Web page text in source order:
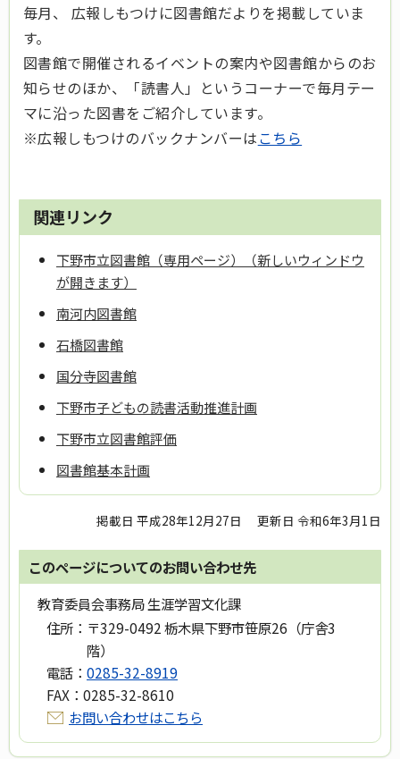
毎月、 広報しもつけに図書館だよりを掲載していま
す。
図書館で開催されるイベントの案内や図書館からのお
知らせのほか、「読書人」というコーナーで毎月テー
マに沿った図書をご紹介しています。
※広報しもつけのバックナンバーはこちら
関連リンク
下野市立図書館（専用ページ）（新しいウィンドウ
が開きます）
南河内図書館
石橋図書館
国分寺図書館
下野市子どもの読書活動推進計画
下野市立図書館評価
図書館基本計画
掲載日 平成28年12月27日 更新日 令和6年3月1日
このページについてのお問い合わせ先
教育委員会事務局 生涯学習文化課
住所： 〒329-0492 栃木県下野市笹原26（庁舎3
階）
電話： 0285-32-8919
FAX： 0285-32-8610
お問い合わせはこちら